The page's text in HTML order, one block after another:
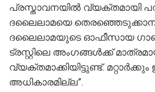
പ്രസ്താവനയിൽ വ്യക്തമായി
ദലൈലാമയെ
ദലൈലാമയുടെ ഓഫീസായ
ട്രസ്റ്റിലെ അംഗങ്ങൾക്ക്
വ്യക്തമാക്കിയിട്ടുണ്ട്.
അധികാരമില്ല”.